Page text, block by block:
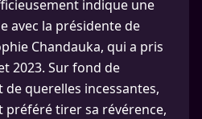
indique une
avec la présidente de
Chandauka, qui a pris
2023. Sur fond de
querelles incessantes,
préféré tirer sa révérence,